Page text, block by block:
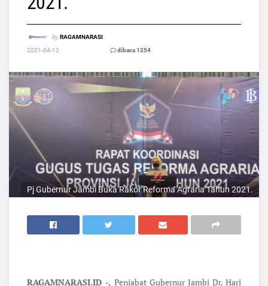
by RAGAMNARASI
2021-04-12
dibaca 1254
Pj Gubernur Jambi Buka Rakor Reforma Agraria Tahun 2021.
RAGAMNARASI.ID -, Penjabat Gubernur Jambi Dr. Hari